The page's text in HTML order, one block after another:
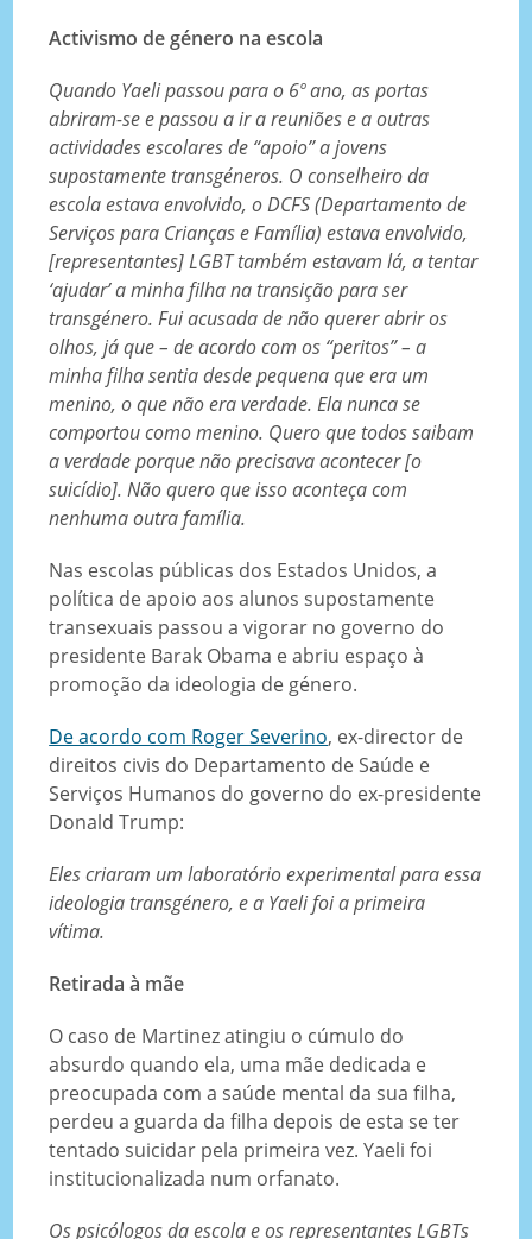
Activismo de género na escola
Quando Yaeli passou para o 6º ano, as portas
abriram-se e passou a ir a reuniões e a outras
actividades escolares de “apoio” a jovens
supostamente transgéneros. O conselheiro da
escola estava envolvido, o DCFS (Departamento de
Serviços para Crianças e Família) estava envolvido,
[representantes] LGBT também estavam lá, a tentar
‘ajudar’ a minha filha na transição para ser
transgénero. Fui acusada de não querer abrir os
olhos, já que – de acordo com os “peritos” – a
minha filha sentia desde pequena que era um
menino, o que não era verdade. Ela nunca se
comportou como menino. Quero que todos saibam
a verdade porque não precisava acontecer [o
suicídio]. Não quero que isso aconteça com
nenhuma outra família.
Nas escolas públicas dos Estados Unidos, a
política de apoio aos alunos supostamente
transexuais passou a vigorar no governo do
presidente Barak Obama e abriu espaço à
promoção da ideologia de género.
De acordo com Roger Severino, ex-director de
direitos civis do Departamento de Saúde e
Serviços Humanos do governo do ex-presidente
Donald Trump:
Eles criaram um laboratório experimental para essa
ideologia transgénero, e a Yaeli foi a primeira
vítima.
Retirada à mãe
O caso de Martinez atingiu o cúmulo do
absurdo quando ela, uma mãe dedicada e
preocupada com a saúde mental da sua filha,
perdeu a guarda da filha depois de esta se ter
tentado suicidar pela primeira vez. Yaeli foi
institucionalizada num orfanato.
Os psicólogos da escola e os representantes LGBTs